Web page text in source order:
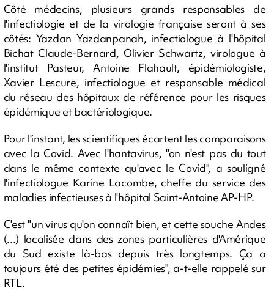
Côté médecins, plusieurs grands responsables de
l'infectiologie et de la virologie française seront à ses
côtés: Yazdan Yazdanpanah, infectiologue à l'hôpital
Bichat Claude-Bernard, Olivier Schwartz, virologue à
l'institut Pasteur, Antoine Flahault, épidémiologiste,
Xavier Lescure, infectiologue et responsable médical
du réseau des hôpitaux de référence pour les risques
épidémique et bactériologique.
Pour l'instant, les scientifiques écartent les comparaisons
avec la Covid. Avec l'hantavirus, "on n'est pas du tout
dans le même contexte qu'avec le Covid", a souligné
l'infectiologue Karine Lacombe, cheffe du service des
maladies infectieuses à l'hôpital Saint-Antoine AP-HP.
C'est "un virus qu'on connaît bien, et cette souche Andes
(...) localisée dans des zones particulières d'Amérique
du Sud existe là-bas depuis très longtemps. Ça a
toujours été des petites épidémies", a-t-elle rappelé sur
RTL.